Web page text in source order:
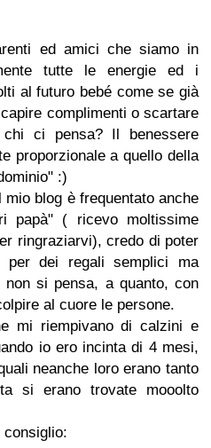
ed amici che siamo in
tutte le energie ed i
al futuro bebé come se già
complimenti o scartare
chi ci pensa? Il benessere
proporzionale a quello della
:)
blog è frequentato anche
papà" ( ricevo moltissime
ringraziarvi), credo di poter
per dei regali semplici ma
si pensa, a quanto, con
al cuore le persone.
mi riempivano di calzini e
io ero incinta di 4 mesi,
neanche loro erano tanto
si erano trovate mooolto